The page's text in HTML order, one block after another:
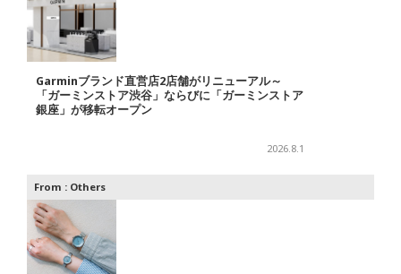
Garminブランド直営店2店舗がリニューアル～
「ガーミンストア渋谷」ならびに「ガーミンストア
銀座」が移転オープン
2026.8.1
From : Others